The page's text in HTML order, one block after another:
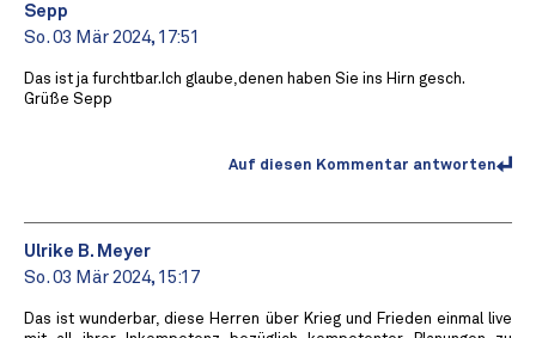
Sepp
So. 03 Mär 2024, 17:51
Das ist ja furchtbar.Ich glaube,denen haben Sie ins Hirn gesch.
Grüße Sepp
Auf diesen Kommentar antworten
Ulrike B. Meyer
So. 03 Mär 2024, 15:17
Das ist wunderbar, diese Herren über Krieg und Frieden einmal live